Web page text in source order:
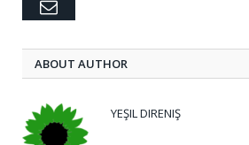
Email
ABOUT AUTHOR
YEŞIL DIRENIŞ